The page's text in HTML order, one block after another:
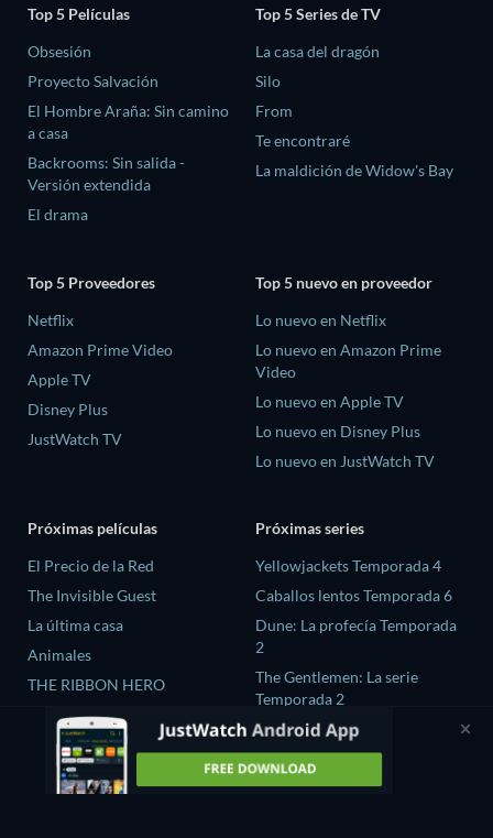
Top 5 Películas
Obsesión
Proyecto Salvación
El Hombre Araña: Sin camino
a casa
Backrooms: Sin salida -
Versión extendida
El drama
Top 5 Series de TV
La casa del dragón
Silo
From
Te encontraré
La maldición de Widow's Bay
Top 5 Proveedores
Netflix
Amazon Prime Video
Apple TV
Disney Plus
JustWatch TV
Top 5 nuevo en proveedor
Lo nuevo en Netflix
Lo nuevo en Amazon Prime
Video
Lo nuevo en Apple TV
Lo nuevo en Disney Plus
Lo nuevo en JustWatch TV
Próximas películas
El Precio de la Red
The Invisible Guest
La última casa
Animales
THE RIBBON HERO
Próximas series
Yellowjackets Temporada 4
Caballos lentos Temporada 6
Dune: La profecía Temporada
2
The Gentlemen: La serie
Temporada 2
El amor es ciego: Reino Unido
Temporada 3